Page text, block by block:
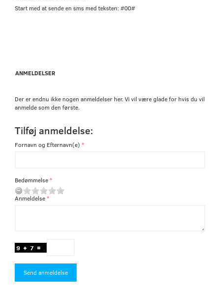
Start med at sende en sms med teksten: #00#
ANMELDELSER
Der er endnu ikke nogen anmeldelser her. Vi vil være glade for hvis du vil
anmelde som den første.
Tilføj anmeldelse:
Fornavn og Efternavn(e)
Bedømmelse
Anmeldelse
Send anmeldelse